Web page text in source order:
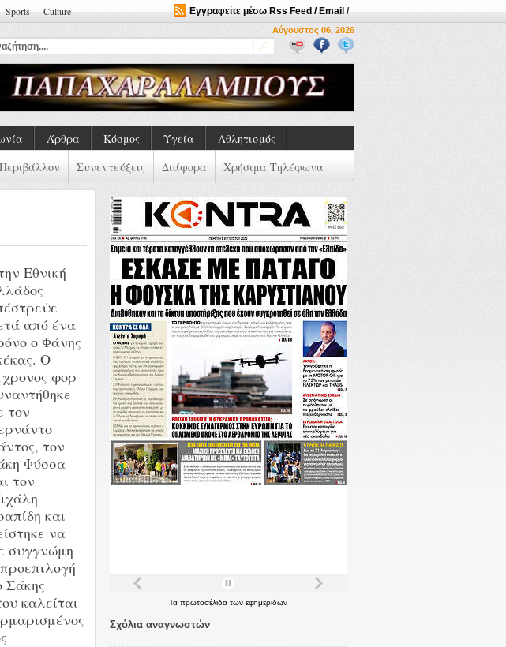
Sports Culture Εγγραφείτε μέσω Rss Feed / Email /
Αύγουστος 06, 2026
Άρθρα Κόσμος Υγεία
Αθλητισμός
Περιβάλλον Συνεντεύξεις Διάφορα Χρήσιμα Τηλέφωνα
Εθνική
από ένα
ο Φάνης
Ο
φορ
τον
τον
Φύσσα
τον
και
να
συγγνώμη
Σάκης
καλείται
Τα πρωτοσέλιδα των εφημερίδων
Σχόλια αναγνωστών